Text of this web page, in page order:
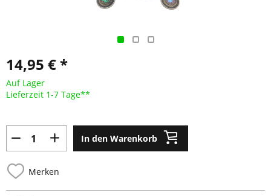
14,95 € *
Auf Lager
Lieferzeit 1-7 Tage**
In den Warenkorb
Merken